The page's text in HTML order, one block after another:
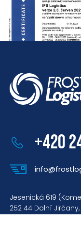
+420
Jesenická 619
252 44 Dolní